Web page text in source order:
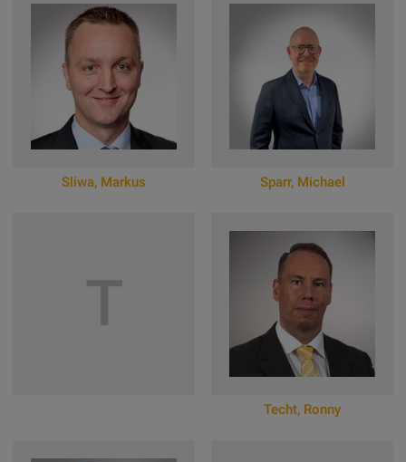
Zum Online-Profil Zum Online-Profil
Sliwa, Markus
Zum Online-Profil
Sparr, Michael
T
Techt, Ronny